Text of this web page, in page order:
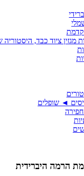
מגזין ציוד כבד,
◄ שופלים
הרמה היברידית